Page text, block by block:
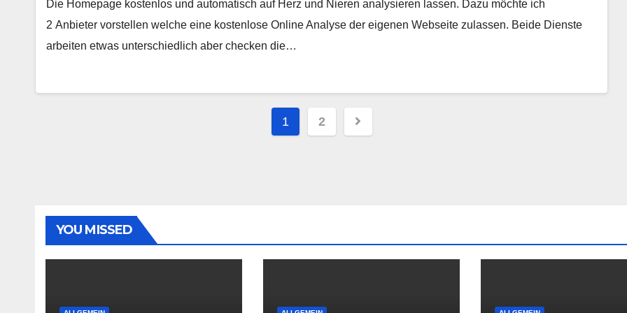
Die Homepage kostenlos und automatisch auf Herz und Nieren analysieren lassen. Dazu möchte ich
2 Anbieter vorstellen welche eine kostenlose Online Analyse der eigenen Webseite zulassen. Beide Dienste
arbeiten etwas unterschiedlich aber checken die…
Seitennummerierung
1 2
YOU MISSED